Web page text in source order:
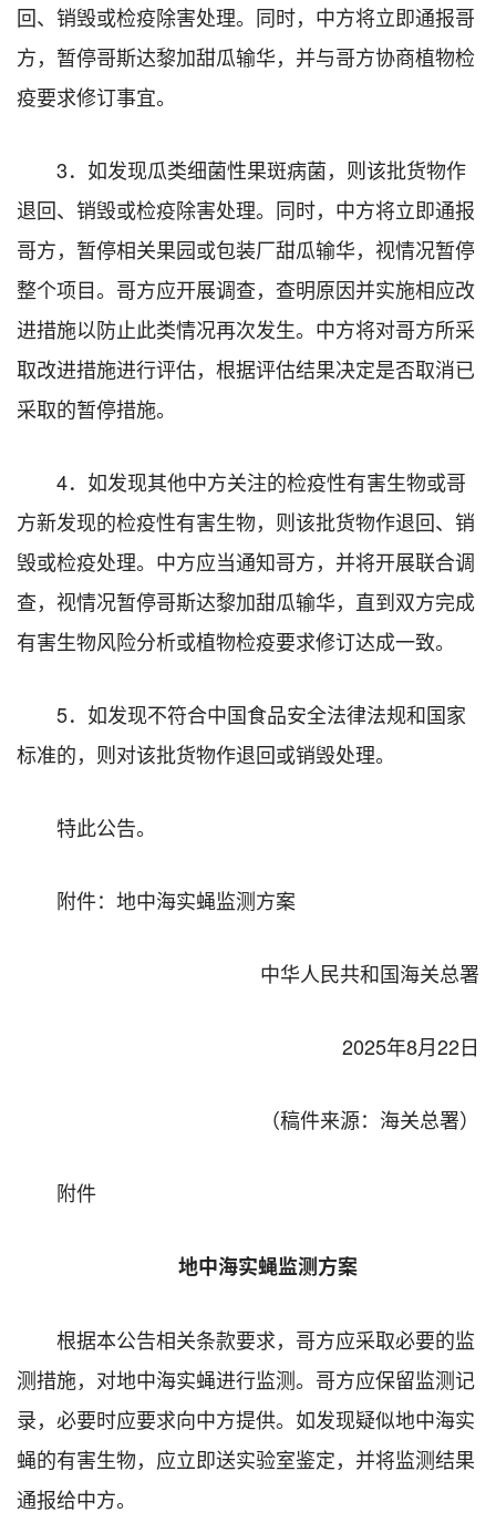
回、销毁或检疫除害处理。同时，中方将立即通报哥
方，暂停哥斯达黎加甜瓜输华，并与哥方协商植物检
疫要求修订事宜。
3．如发现瓜类细菌性果斑病菌，则该批货物作
退回、销毁或检疫除害处理。同时，中方将立即通报
哥方，暂停相关果园或包装厂甜瓜输华，视情况暂停
整个项目。哥方应开展调查，查明原因并实施相应改
进措施以防止此类情况再次发生。中方将对哥方所采
取改进措施进行评估，根据评估结果决定是否取消已
采取的暂停措施。
4．如发现其他中方关注的检疫性有害生物或哥
方新发现的检疫性有害生物，则该批货物作退回、销
毁或检疫处理。中方应当通知哥方，并将开展联合调
查，视情况暂停哥斯达黎加甜瓜输华，直到双方完成
有害生物风险分析或植物检疫要求修订达成一致。
5．如发现不符合中国食品安全法律法规和国家
标准的，则对该批货物作退回或销毁处理。
特此公告。
附件：地中海实蝇监测方案
中华人民共和国海关总署
2025年8月22日
（稿件来源：海关总署）
附件
地中海实蝇监测方案
根据本公告相关条款要求，哥方应采取必要的监
测措施，对地中海实蝇进行监测。哥方应保留监测记
录，必要时应要求向中方提供。如发现疑似地中海实
蝇的有害生物，应立即送实验室鉴定，并将监测结果
通报给中方。